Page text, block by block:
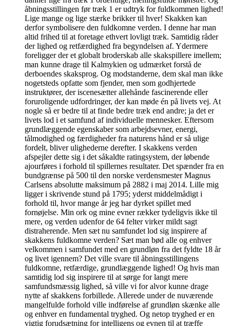
åbningsstillingen før træk 1 er udtryk for fuldkommen lighed!
Lige mange og lige stærke brikker til hver! Skakken kan
derfor symbolisere den fuldkomne verden. I denne har man
altid frihed til at foretage ethvert lovligt træk. Samtidig råder
der lighed og retfærdighed fra begyndelsen af. Ydermere
foreligger der et globalt broderskab alle skakspillere imellem;
man kunne drage til Kalmykien og udmærket forstå de
derboendes skaksprog. Og modstanderne, dem skal man ikke
nogetsteds opfatte som fjender, men som godhjertede
instruktører, der iscenesætter allehånde fascinerende eller
foruroligende udfordringer, der kan møde én på livets vej. At
nogle så er bedre til at finde bedre træk end andre; ja det er
livets lod i et samfund af individuelle mennesker. Eftersom
grundlæggende egenskaber som arbejdsevner, energi,
tålmodighed og færdigheder fra naturens hånd er så ulige
fordelt, bliver ulighederne derefter. I skakkens verden
afspejler dette sig i det såkaldte ratingsystem, der løbende
ajourføres i forhold til spillernes resultater. Det spænder fra en
bundgrænse på 500 til den norske verdensmester Magnus
Carlsens absolutte maksimum på 2882 i maj 2014. Lille mig
ligger i skrivende stund på 1795; yderst middelmådigt i
forhold til, hvor mange år jeg har dyrket spillet med
fornøjelse. Min ork og mine evner rækker tydeligvis ikke til
mere, og verden udenfor de 64 felter virker mildt sagt
distraherende. Men sæt nu samfundet lod sig inspirere af
skakkens fuldkomne verden? Sæt man bød alle og enhver
velkommen i samfundet med en grundløn fra det fyldte 18 år
og livet igennem? Det ville svare til åbningsstillingens
fuldkomne, retfærdige, grundlæggende lighed! Og hvis man
samtidig lod sig inspirere til at sørge for langt mere
samfundsmæssig lighed, så ville vi for alvor kunne drage
nytte af skakkens forbillede. Allerede under de nuværende
mangelfulde forhold ville indførelse af grundløn skænke alle
og enhver en fundamental tryghed. Og netop tryghed er en
vigtig forudsætning for intelligens og evnen til at træffe